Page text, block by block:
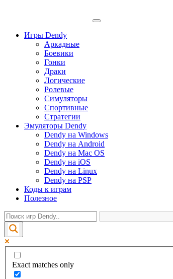
Игры Dendy
Аркадные
Боевики
Гонки
Драки
Логические
Ролевые
Симуляторы
Спортивные
Стратегии
Эмуляторы Dendy
Dendy на Windows
Dendy на Android
Dendy на Mac OS
Dendy на iOS
Dendy на Linux
Dendy на PSP
Коды к играм
Полезное
Exact matches only